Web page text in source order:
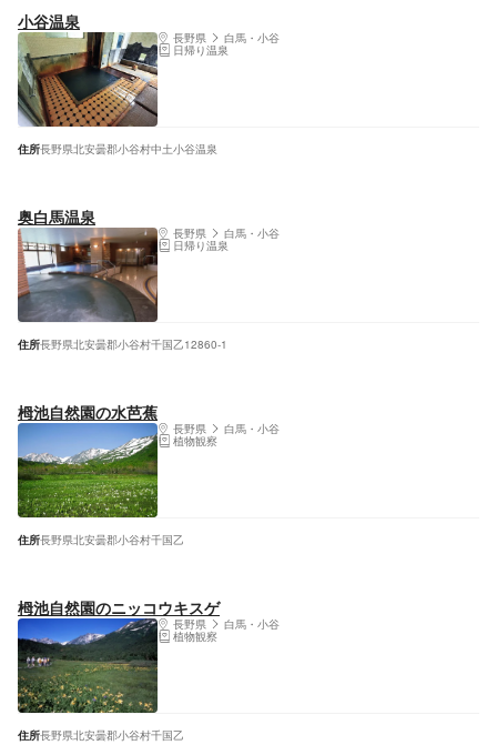
小谷温泉
長野県 白馬・小谷
日帰り温泉
住所長野県北安曇郡小谷村中土小谷温泉
奥白馬温泉
長野県 白馬・小谷
日帰り温泉
住所長野県北安曇郡小谷村千国乙12860-1
栂池自然園の水芭蕉
長野県 白馬・小谷
植物観察
住所長野県北安曇郡小谷村千国乙
栂池自然園のニッコウキスゲ
長野県 白馬・小谷
植物観察
住所長野県北安曇郡小谷村千国乙